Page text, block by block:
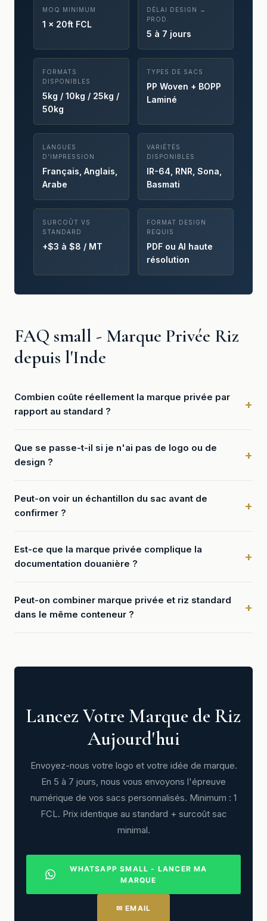
MOQ MINIMUM
1 × 20ft FCL
DÉLAI DESIGN →
PROD.
5 à 7 jours
FORMATS
DISPONIBLES
5kg / 10kg / 25kg /
50kg
TYPES DE SACS
PP Woven + BOPP
Laminé
LANGUES
D'IMPRESSION
Français, Anglais,
Arabe
VARIÉTÉS
DISPONIBLES
IR-64, RNR, Sona,
Basmati
SURCOÛT VS
STANDARD
+$3 à $8 / MT
FORMAT DESIGN
REQUIS
PDF ou AI haute
résolution
FAQ small - Marque Privée Riz
depuis l'Inde
Combien coûte réellement la marque privée par
rapport au standard ?
Que se passe-t-il si je n'ai pas de logo ou de
design ?
Peut-on voir un échantillon du sac avant de
confirmer ?
Est-ce que la marque privée complique la
documentation douanière ?
Peut-on combiner marque privée et riz standard
dans le même conteneur ?
Lancez Votre Marque de Riz
Aujourd'hui
Envoyez-nous votre logo et votre idée de marque.
En 5 à 7 jours, nous vous envoyons l'épreuve
numérique de vos sacs personnalisés. Minimum : 1
FCL. Prix identique au standard + surcoût sac
minimal.
WHATSAPP SMALL - LANCER MA
MARQUE
✉ EMAIL